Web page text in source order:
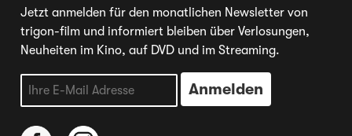
Jetzt anmelden für den monatlichen Newsletter von
trigon-film und informiert bleiben über Verlosungen,
Neuheiten im Kino, auf DVD und im Streaming.